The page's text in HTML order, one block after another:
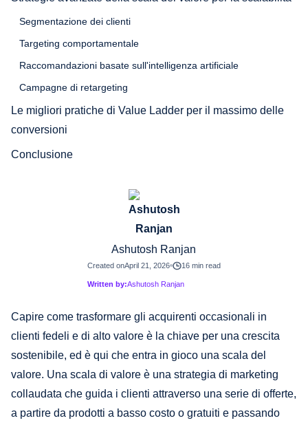
Ashutosh Ranjan
Created onApril 21, 2026 16 min read
Written by:Ashutosh Ranjan
Capire come trasformare gli acquirenti occasionali in
clienti fedeli e di alto valore è la chiave per una crescita
sostenibile, ed è qui che entra in gioco una scala del
valore. Una scala di valore è una strategia di marketing
collaudata che guida i clienti attraverso una serie di offerte,
a partire da prodotti a basso costo o gratuiti e passando
Segmentazione dei clienti
Targeting comportamentale
Raccomandazioni basate sull'intelligenza artificiale
Campagne di retargeting
Le migliori pratiche di Value Ladder per il massimo delle
conversioni
Conclusione